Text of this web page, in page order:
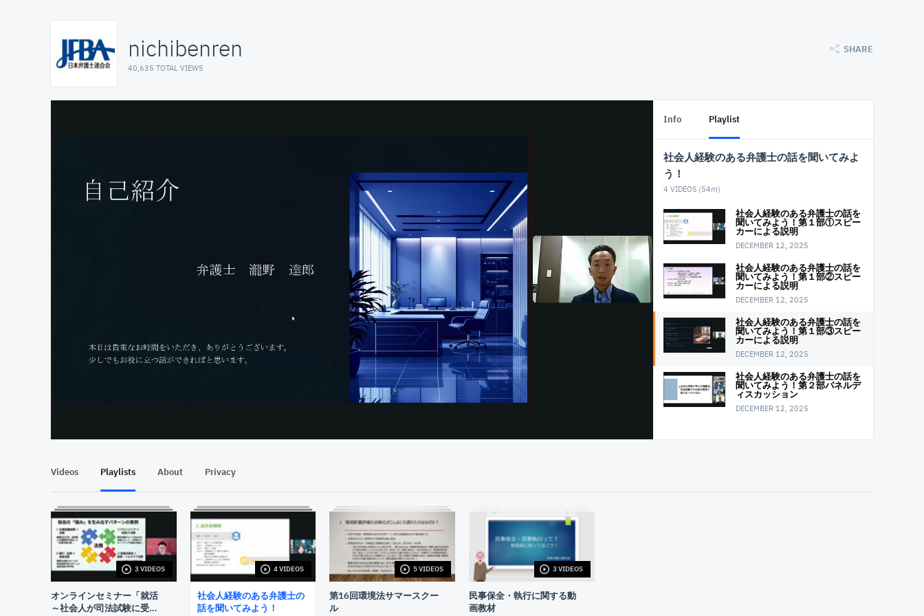
nichibenren
40,635 TOTAL VIEWS
SHARE
Info Playlist
社会⼈経験のある弁護⼠の話を聞いてみよ
う！
4 VIDEOS (54m)
社会⼈経験のある弁護⼠の話を
聞いてみよう！第１部①スピー
カーによる説明
DECEMBER 12, 2025
社会⼈経験のある弁護⼠の話を
聞いてみよう！第１部②スピー
カーによる説明
DECEMBER 12, 2025
社会⼈経験のある弁護⼠の話を
聞いてみよう！第１部③スピー
カーによる説明
DECEMBER 12, 2025
社会⼈経験のある弁護⼠の話を
聞いてみよう！第２部パネルデ
ィスカッション
DECEMBER 12, 2025
Videos Playlists About Privacy
3 VIDEOS
オンラインセミナー「就活
～社会人が司法試験に受か
4 VIDEOS
社会⼈経験のある弁護⼠の
話を聞いてみよう！
5 VIDEOS
第16回環境法サマースクー
ル
3 VIDEOS
民事保全・執行に関する動
画教材